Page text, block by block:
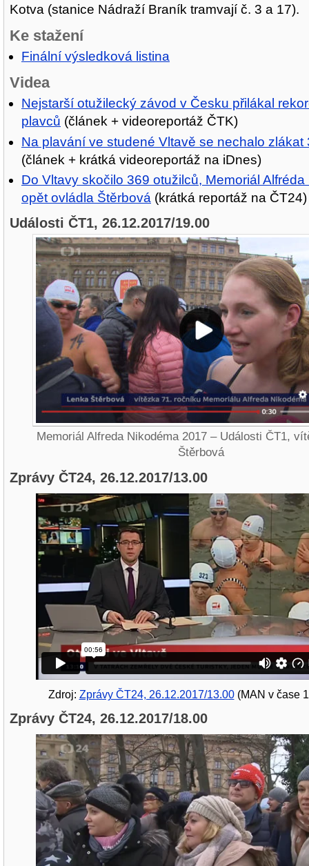
Kotva (stanice Nádraží Braník tramvají č. 3 a 17).
Ke stažení
Finální výsledková listina
Videa
Nejstarší otužilecký závod v Česku přilákal
plavců (článek + videoreportáž ČTK)
Na plavání ve studené Vltavě se nechalo zlákat
(článek + krátká videoreportáž na iDnes)
Do Vltavy skočilo 369 otužilců, Memoriál
opět ovládla Štěrbová (krátká reportáž na ČT24)
Události ČT1, 26.12.2017/19.00
Memoriál Alfreda Nikodéma 2017 – Události ČT1,
Štěrbová
Zprávy ČT24, 26.12.2017/13.00
Zdroj: Zprávy ČT24, 26.12.2017/13.00(MAN v čase
Zprávy ČT24, 26.12.2017/18.00